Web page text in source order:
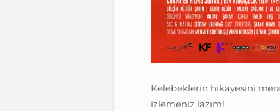
Kelebeklerin hikayesini
izlemeniz lazım!